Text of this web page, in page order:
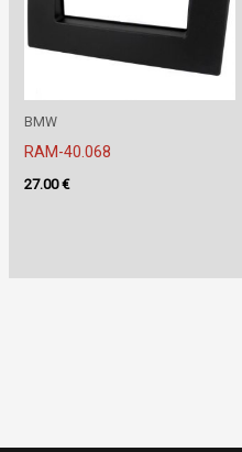
BMW
RAM-40.068
27.00€